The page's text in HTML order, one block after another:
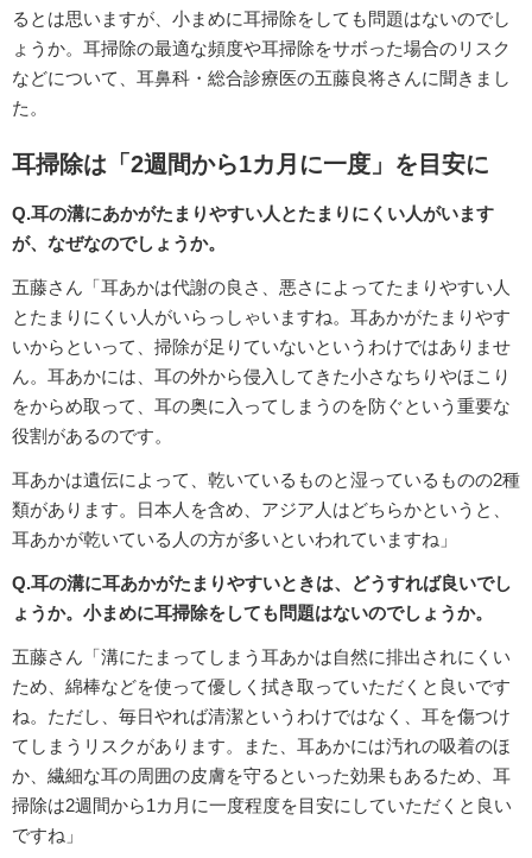
るとは思いますが、小まめに耳掃除をしても問題はないのでし
ょうか。耳掃除の最適な頻度や耳掃除をサボった場合のリスク
などについて、耳鼻科・総合診療医の五藤良将さんに聞きまし
た。
耳掃除は「2週間から1カ月に一度」を目安に
Q.耳の溝にあかがたまりやすい人とたまりにくい人がいます
が、なぜなのでしょうか。
五藤さん「耳あかは代謝の良さ、悪さによってたまりやすい人
とたまりにくい人がいらっしゃいますね。耳あかがたまりやす
いからといって、掃除が足りていないというわけではありませ
ん。耳あかには、耳の外から侵入してきた小さなちりやほこり
をからめ取って、耳の奥に入ってしまうのを防ぐという重要な
役割があるのです。
耳あかは遺伝によって、乾いているものと湿っているものの2種
類があります。日本人を含め、アジア人はどちらかというと、
耳あかが乾いている人の方が多いといわれていますね」
Q.耳の溝に耳あかがたまりやすいときは、どうすれば良いでし
ょうか。小まめに耳掃除をしても問題はないのでしょうか。
五藤さん「溝にたまってしまう耳あかは自然に排出されにくい
ため、綿棒などを使って優しく拭き取っていただくと良いです
ね。ただし、毎日やれば清潔というわけではなく、耳を傷つけ
てしまうリスクがあります。また、耳あかには汚れの吸着のほ
か、繊細な耳の周囲の皮膚を守るといった効果もあるため、耳
掃除は2週間から1カ月に一度程度を目安にしていただくと良い
ですね」